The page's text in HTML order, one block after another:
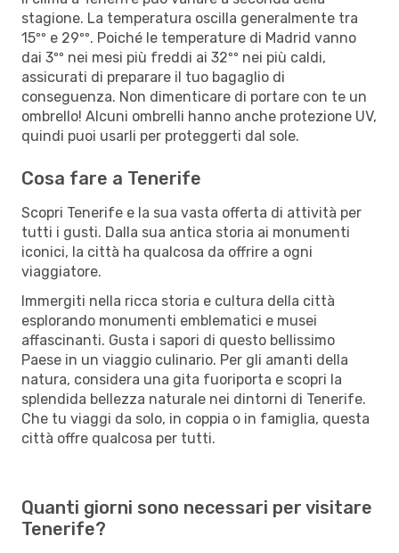
stagione. La temperatura oscilla generalmente tra
15ºº e 29ºº. Poiché le temperature di Madrid vanno
dai 3ºº nei mesi più freddi ai 32ºº nei più caldi,
assicurati di preparare il tuo bagaglio di
conseguenza. Non dimenticare di portare con te un
ombrello! Alcuni ombrelli hanno anche protezione UV,
quindi puoi usarli per proteggerti dal sole.
Cosa fare a Tenerife
Scopri Tenerife e la sua vasta offerta di attività per
tutti i gusti. Dalla sua antica storia ai monumenti
iconici, la città ha qualcosa da offrire a ogni
viaggiatore.
Immergiti nella ricca storia e cultura della città
esplorando monumenti emblematici e musei
affascinanti. Gusta i sapori di questo bellissimo
Paese in un viaggio culinario. Per gli amanti della
natura, considera una gita fuoriporta e scopri la
splendida bellezza naturale nei dintorni di Tenerife.
Che tu viaggi da solo, in coppia o in famiglia, questa
città offre qualcosa per tutti.
Quanti giorni sono necessari per visitare
Tenerife?